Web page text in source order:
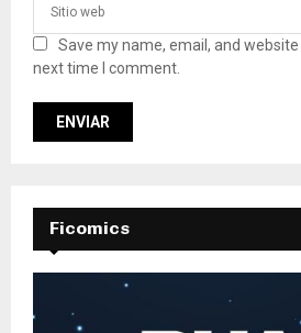
Save my name, email, and
next time I comment.
Ficomics